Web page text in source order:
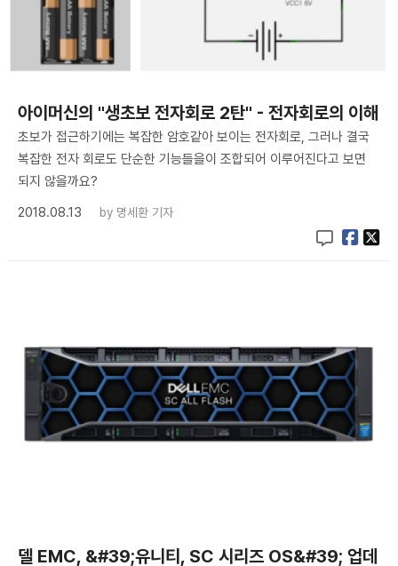
아이머신의 "생초보 전자회로 2탄" - 전자회로의 이해
초보가 접근하기에는 복잡한 암호같아 보이는 전자회로, 그러나 결국
복잡한 전자 회로도 단순한 기능들을이 조합되어 이루어진다고 보면
되지 않을까요?
2018.08.13
by 명세환 기자
델 EMC, &#39;유니티, SC 시리즈 OS&#39; 업데